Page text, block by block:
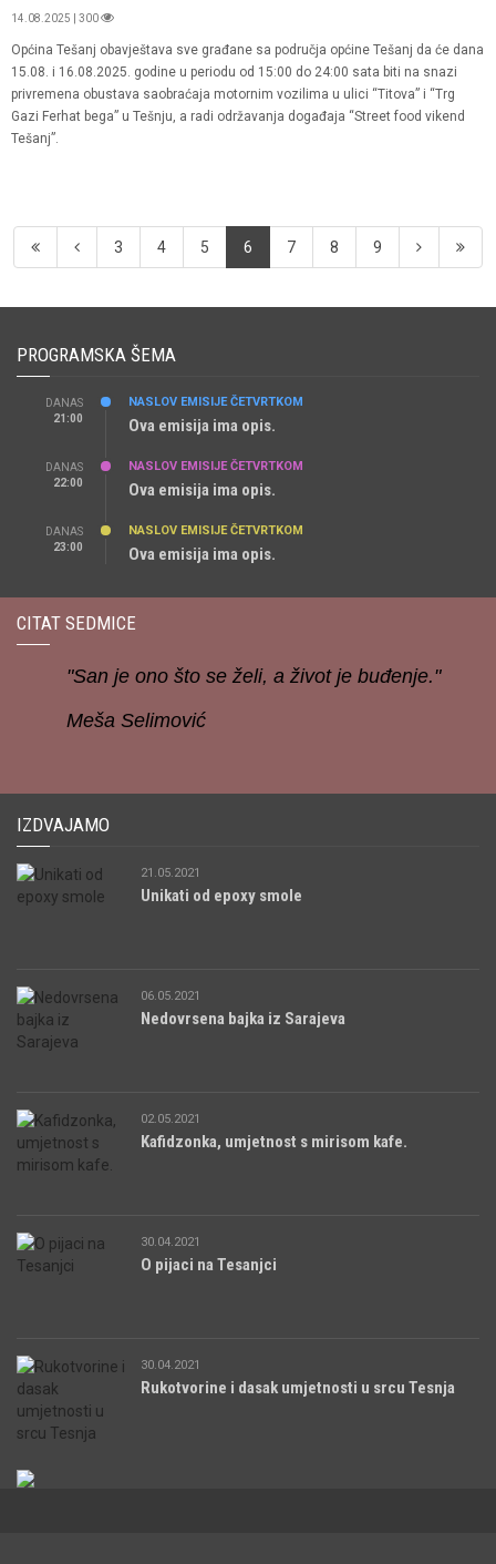
14.08.2025 | 300
Općina Tešanj obavještava sve građane sa područja općine Tešanj da će dana
15.08. i 16.08.2025. godine u periodu od 15:00 do 24:00 sata biti na snazi
privremena obustava saobraćaja motornim vozilima u ulici “Titova” i “Trg
Gazi Ferhat bega” u Tešnju, a radi održavanja događaja “Street food vikend
Tešanj”.
3 4 5 6 7 8 9
PROGRAMSKA ŠEMA
DANAS
21:00
NASLOV EMISIJE ČETVRTKOM
Ova emisija ima opis.
DANAS
22:00
NASLOV EMISIJE ČETVRTKOM
Ova emisija ima opis.
DANAS
23:00
NASLOV EMISIJE ČETVRTKOM
Ova emisija ima opis.
CITAT SEDMICE
"San je ono što se želi, a život je buđenje."
Meša Selimović
IZDVAJAMO
21.05.2021
Unikati od epoxy smole
06.05.2021
Nedovrsena bajka iz Sarajeva
02.05.2021
Kafidzonka, umjetnost s mirisom kafe.
30.04.2021
O pijaci na Tesanjci
30.04.2021
Rukotvorine i dasak umjetnosti u srcu Tesnja